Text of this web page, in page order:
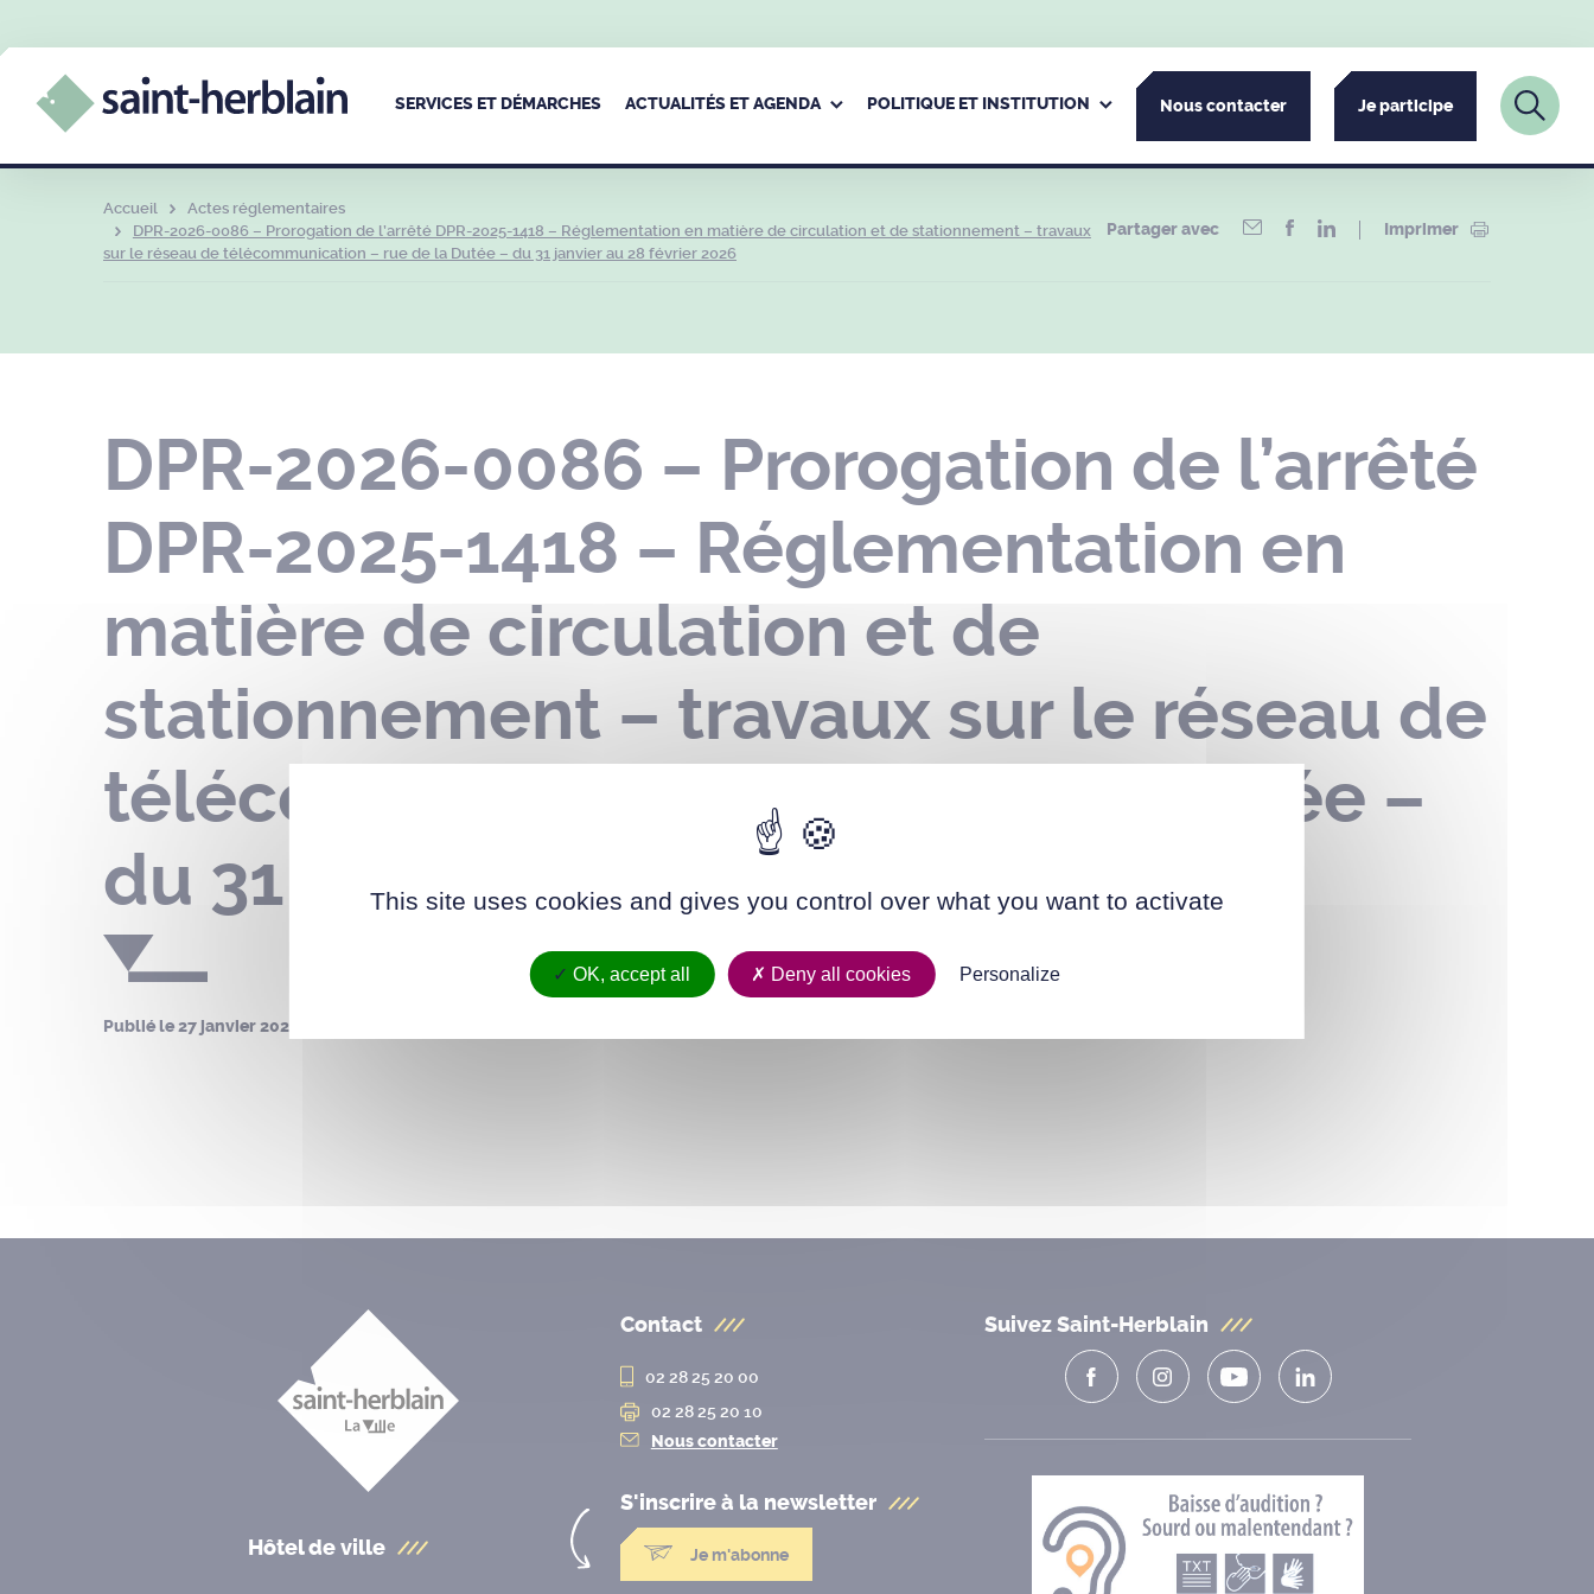
SERVICES ET DÉMARCHES ACTUALITÉS ET AGENDA POLITIQUE ET INSTITUTION Nous contacter Je participe
Accueil
Actes réglementaires
DPR-2026-0086 – Prorogation de l’arrêté DPR-2025-1418 – Réglementation en matière de circulation et de stationnement – travaux
sur le réseau de télécommunication – rue de la Dutée – du 31 janvier au 28 février 2026
Partager avec Imprimer
DPR-2026-0086 – Prorogation de l’arrêté
DPR-2025-1418 – Réglementation en
matière de circulation et de
stationnement – travaux sur le réseau de
télécommunication – rue de la Dutée –
du 31 janvier au 28 février 2026
Publié le27 janvier 2026
Hôtel de ville
Contact
02 28 25 20 00
02 28 25 20 10
Nous contacter
S'inscrire à la newsletter
Je m'abonne
Suivez Saint-Herblain
This site uses cookies and gives you control over what you want to activate
OK, accept all Deny all cookies Personalize